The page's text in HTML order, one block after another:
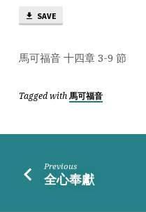
與
點
SAVE
馬可福音 十四章 3-9 節
Tagged with 馬可福音
Previous
全心奉獻